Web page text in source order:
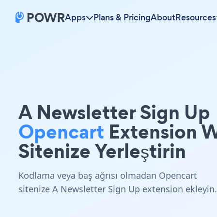
Apps Plans & PricingAboutResources
A Newsletter Sign Up
Opencart Extension
Sitenize Yerleştirin
Kodlama veya baş ağrısı olmadan Opencart
sitenize A Newsletter Sign Up extension ekleyin.